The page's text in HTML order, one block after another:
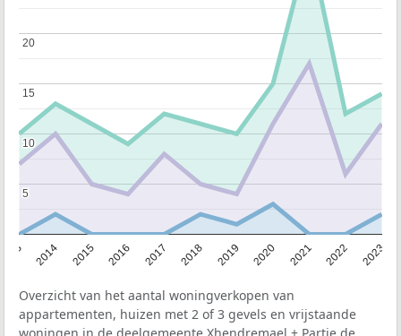
2014 2015 2016 2017 2018 2019 2020 2021 2022 2023
5
5
10
10
15
15
20
20
Overzicht van het aantal woningverkopen van
appartementen, huizen met 2 of 3 gevels en vrijstaande